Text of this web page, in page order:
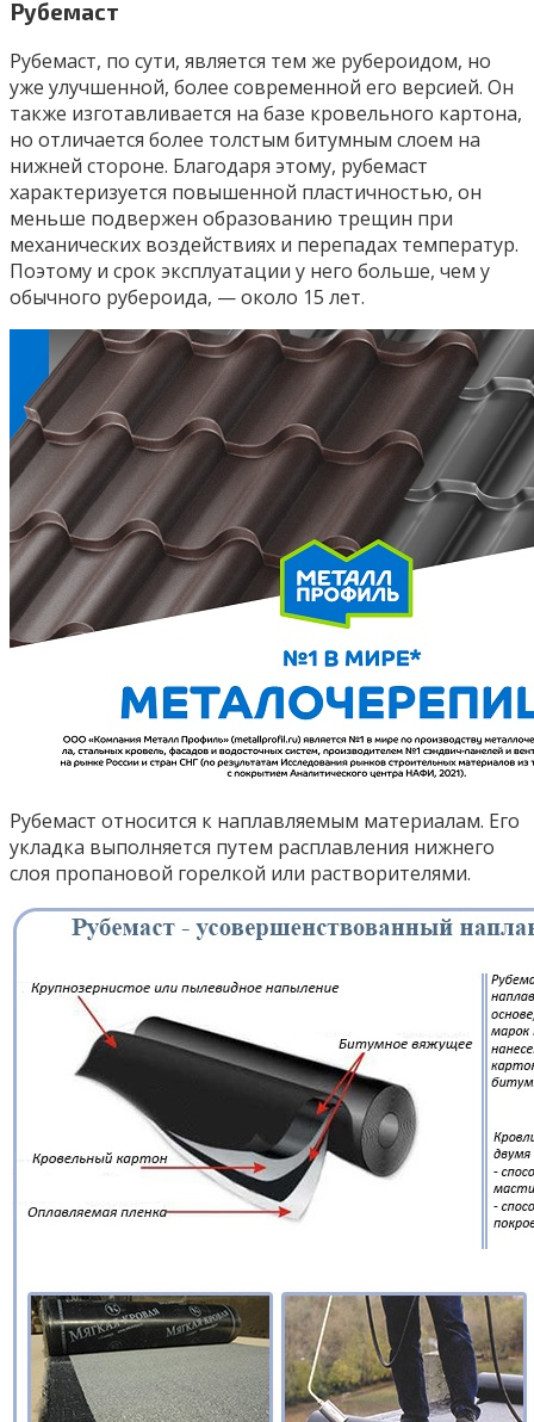
Рубемаст
Рубемаст, по сути, является тем же рубероидом, но
уже улучшенной, более современной его версией. Он
также изготавливается на базе кровельного картона,
но отличается более толстым битумным слоем на
нижней стороне. Благодаря этому, рубемаст
характеризуется повышенной пластичностью, он
меньше подвержен образованию трещин при
механических воздействиях и перепадах температур.
Поэтому и срок эксплуатации у него больше, чем у
обычного рубероида, — около 15 лет.
Рубемаст относится к наплавляемым материалам. Его
укладка выполняется путем расплавления нижнего
слоя пропановой горелкой или растворителями.